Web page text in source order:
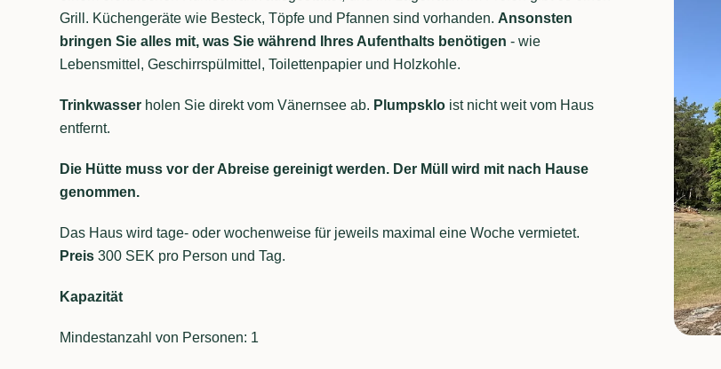
Grill. Küchengeräte wie Besteck, Töpfe und Pfannen sind vorhanden. Ansonsten
bringen Sie alles mit, was Sie während Ihres Aufenthalts benötigen - wie
Lebensmittel, Geschirrspülmittel, Toilettenpapier und Holzkohle.
Trinkwasser holen Sie direkt vom Vänernsee ab. Plumpsklo ist nicht weit vom Haus
entfernt.
Die Hütte muss vor der Abreise gereinigt werden. Der Müll wird mit nach Hause
genommen.
Das Haus wird tage- oder wochenweise für jeweils maximal eine Woche vermietet.
Preis 300 SEK pro Person und Tag.
Kapazität
Mindestanzahl von Personen: 1